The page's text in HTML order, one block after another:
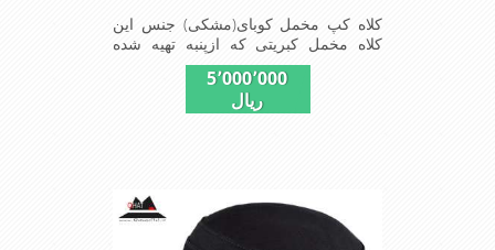
کلاه کپ مخمل کوبای(مشکی) جنس این
کلاه مخمل کبریتی که ازپنبه تهیه شده
بسیار سبک و خوش فرم که بر روی سر به
طور کامل می نشیند5٬000٬000
ریال